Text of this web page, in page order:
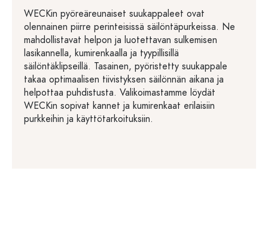
WECKin pyöreäreunaiset suukappaleet ovat
olennainen piirre perinteisissä säilöntäpurkeissa. Ne
mahdollistavat helpon ja luotettavan sulkemisen
lasikannella, kumirenkaalla ja tyypillisillä
säilöntäklipseillä. Tasainen, pyöristetty suukappale
takaa optimaalisen tiivistyksen säilönnän aikana ja
helpottaa puhdistusta. Valikoimastamme löydät
WECKin sopivat kannet ja kumirenkaat erilaisiin
purkkeihin ja käyttötarkoituksiin.